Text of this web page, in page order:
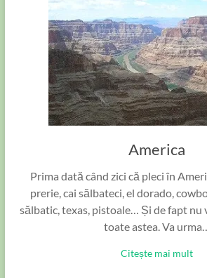
America
Prima dată când zici că pleci în
prerie, cai sălbateci, el dorado,
sălbatic, texas, pistoale… Și de fapt nu
toate astea. Va urma…
Citește mai mult